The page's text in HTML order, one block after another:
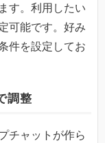
す。利用したい
可能です。好み
件を設定してお
調整
チャットが作ら